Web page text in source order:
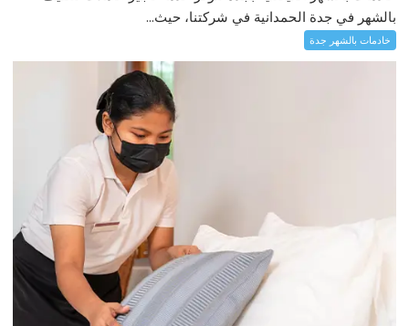
بالشهر في جدة الحمدانية في شركتنا، حيث...
خادمات بالشهر جدة